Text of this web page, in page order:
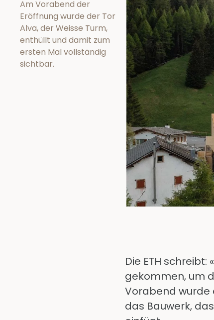
Am Vorabend der
Eröffnung wurde der Tor
Alva, der Weisse Turm,
enthüllt und damit zum
ersten Mal vollständig
sichtbar.
Die ETH
gekommen, um
Vorabend wurde
das Bauwerk,